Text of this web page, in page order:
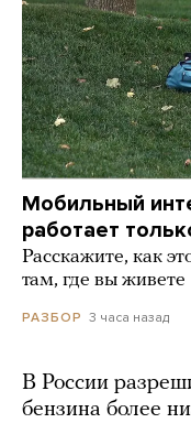
Мобильный
работает
Расскажите, как
там, где вы живете
РАЗБОР 3 часа назад
В России
бензина более